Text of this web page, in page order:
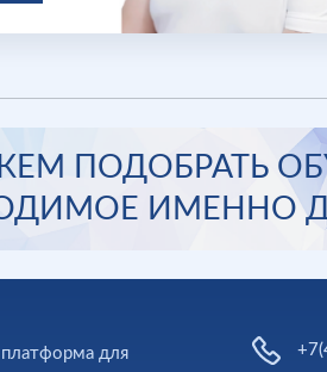
ПОДОБРАТЬ
ИМЕННО
платформа для